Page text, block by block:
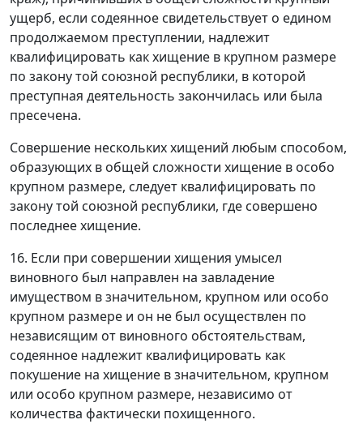
ущерб, если содеянное свидетельствует о едином
продолжаемом преступлении, надлежит
квалифицировать как хищение в крупном размере
по закону той союзной республики, в которой
преступная деятельность закончилась или была
пресечена.
Совершение нескольких хищений любым способом,
образующих в общей сложности хищение в особо
крупном размере, следует квалифицировать по
закону той союзной республики, где совершено
последнее хищение.
16. Если при совершении хищения умысел
виновного был направлен на завладение
имуществом в значительном, крупном или особо
крупном размере и он не был осуществлен по
независящим от виновного обстоятельствам,
содеянное надлежит квалифицировать как
покушение на хищение в значительном, крупном
или особо крупном размере, независимо от
количества фактически похищенного.